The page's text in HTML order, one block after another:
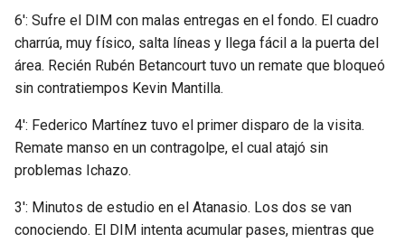
6′: Sufre el DIM con malas entregas en el fondo. El cuadro
charrúa, muy físico, salta líneas y llega fácil a la puerta del
área. Recién Rubén Betancourt tuvo un remate que bloqueó
sin contratiempos Kevin Mantilla.
4′: Federico Martínez tuvo el primer disparo de la visita.
Remate manso en un contragolpe, el cual atajó sin
problemas Ichazo.
3′: Minutos de estudio en el Atanasio. Los dos se van
conociendo. El DIM intenta acumular pases, mientras que